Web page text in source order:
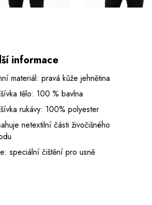
informace
materiál: pravá kůže jehnětina
tělo: 100 % bavlna
rukávy: 100% polyester
netextilní části živočišného
speciální čištění pro usně